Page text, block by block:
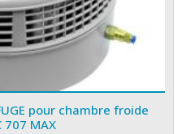
pour chambre froide
707 MAX